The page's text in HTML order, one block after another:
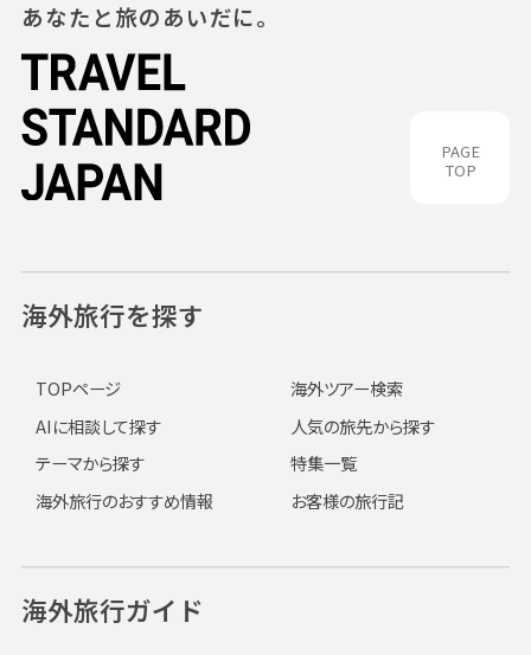
PAGE
TOP
あなたと旅のあいだに。
海外旅行を探す
TOPページ
海外ツアー検索
AIに相談して探す
人気の旅先から探す
テーマから探す
特集一覧
海外旅行のおすすめ情報
お客様の旅行記
海外旅行ガイド